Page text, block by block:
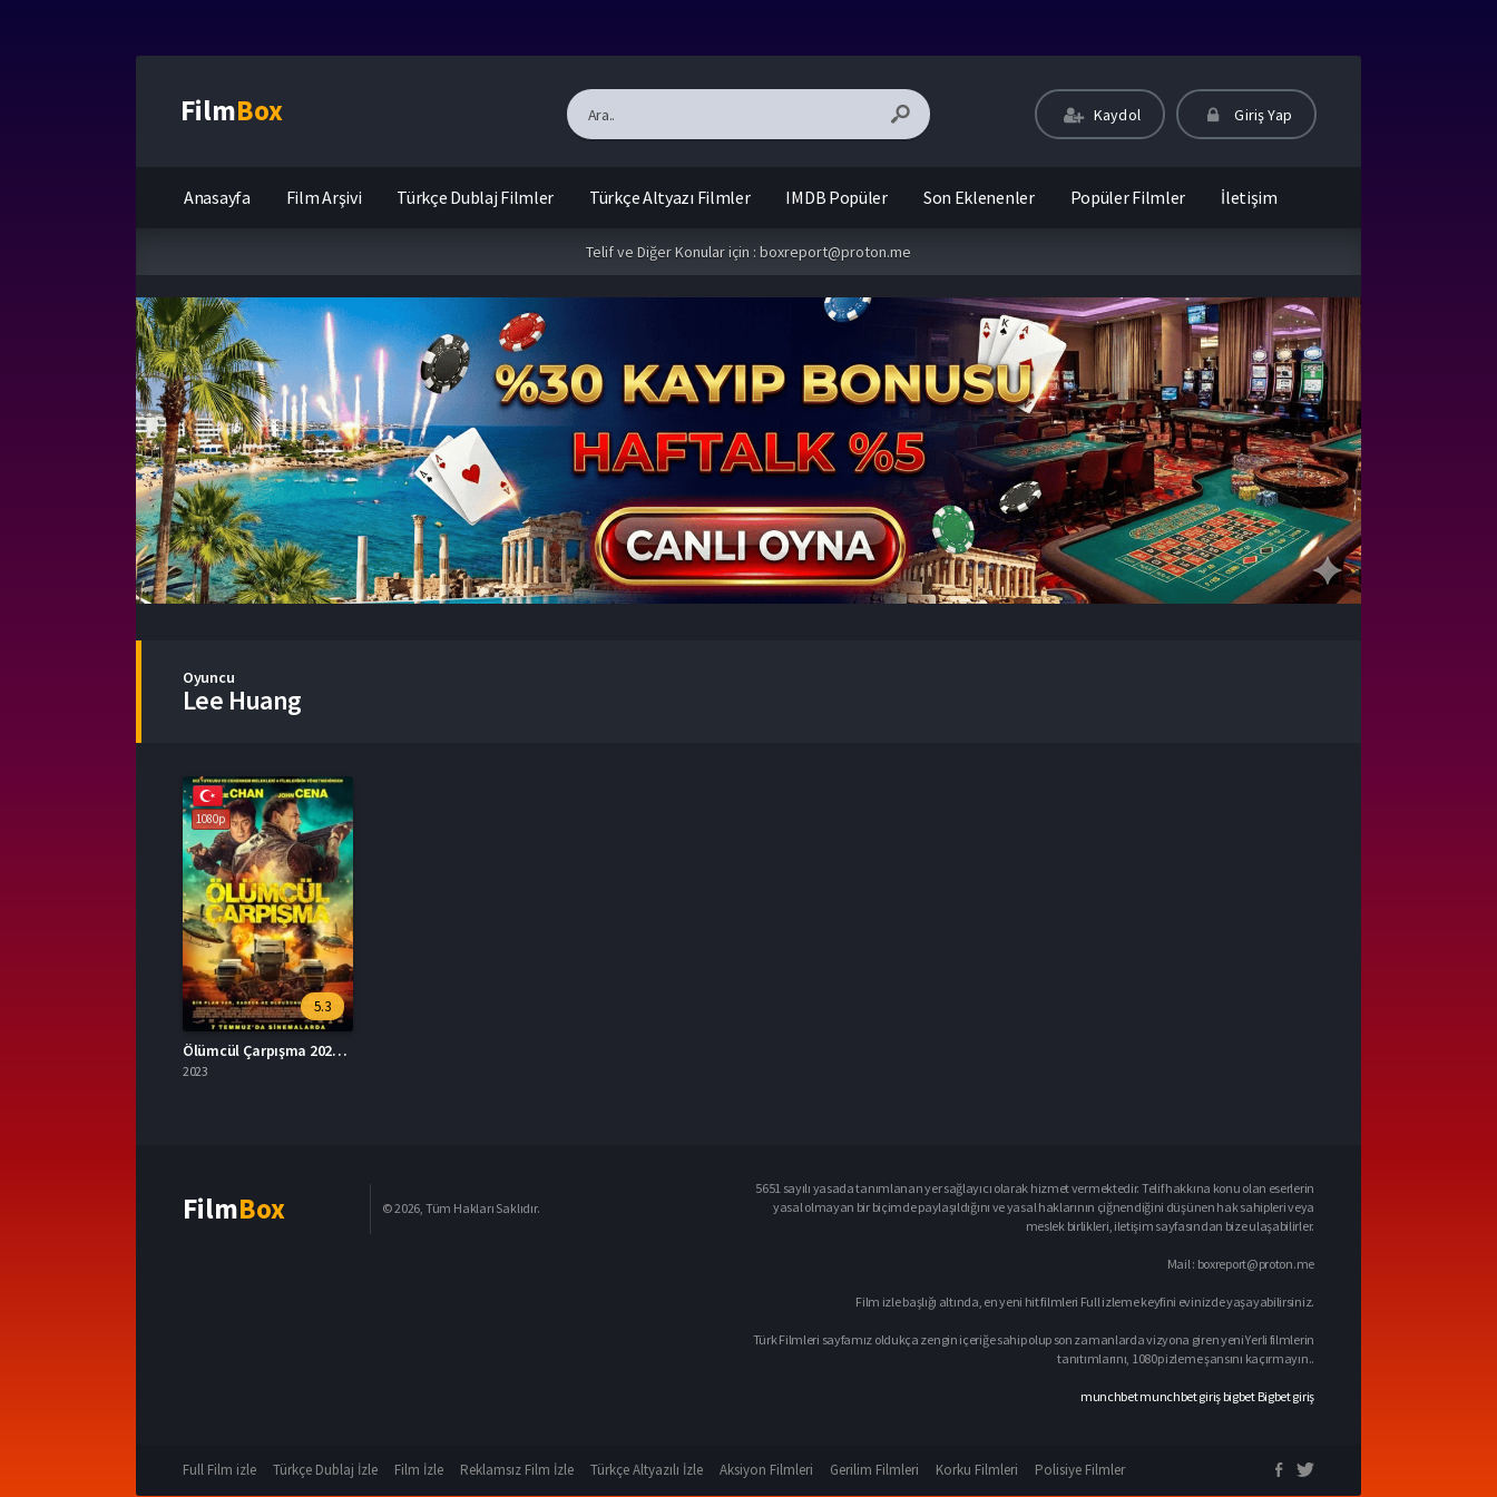
FilmBox Kaydol Giriş Yap
Anasayfa Film Arşivi Türkçe Dublaj Filmler Türkçe Altyazı Filmler IMDB Popüler Son Eklenenler Popüler Filmler İletişim
Telif ve Diğer Konular için : boxreport@proton.me
Oyuncu
Lee Huang
1080p
5.3
Ölümcül Çarpışma 2023 – Hidden Strike 1080p Turkce Dublaj izle
2023
FilmBox © 2026, Tüm Hakları Saklıdır.
5651 sayılı yasada tanımlanan yer sağlayıcı olarak hizmet vermektedir. Telif hakkına konu olan eserlerin
yasal olmayan bir biçimde paylaşıldığını ve yasal haklarının çiğnendiğini düşünen hak sahipleri veya
meslek birlikleri, iletişim sayfasından bize ulaşabilirler.
Mail : boxreport@proton.me
Film izle başlığı altında, en yeni hit filmleri Full izleme keyfini evinizde yaşayabilirsiniz.
Türk Filmleri sayfamız oldukça zengin içeriğe sahip olup son zamanlarda vizyona giren yeni Yerli filmlerin
tanıtımlarını, 1080p izleme şansını kaçırmayın..
munchbetmunchbet giriş bigbet Bigbet giriş
Full Film izle Türkçe Dublaj İzle Film İzle Reklamsız Film İzle Türkçe Altyazılı İzle Aksiyon Filmleri Gerilim Filmleri Korku Filmleri Polisiye Filmler